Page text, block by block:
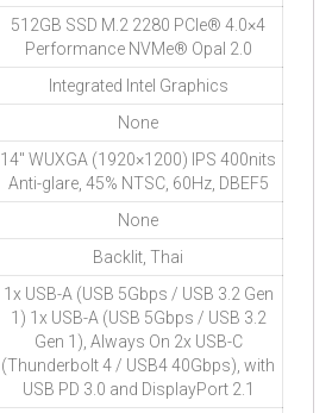
512GB SSD M.2 2280 PCIe® 4.0×4
Performance NVMe® Opal 2.0
Integrated Intel Graphics
None
14″ WUXGA (1920×1200) IPS 400nits
Anti-glare, 45% NTSC, 60Hz, DBEF5
None
Backlit, Thai
1x USB-A (USB 5Gbps / USB 3.2 Gen
1) 1x USB-A (USB 5Gbps / USB 3.2
Gen 1), Always On 2x USB-C
(Thunderbolt 4 / USB4 40Gbps), with
USB PD 3.0 and DisplayPort 2.1